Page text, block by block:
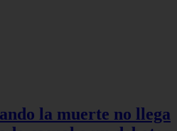
la muerte no llega